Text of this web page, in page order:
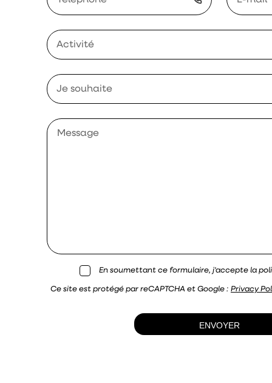
Activité
Je souhaite
En soumettant ce formulaire, j'accepte la
Ce site est protégé par reCAPTCHA et Google : Privacy